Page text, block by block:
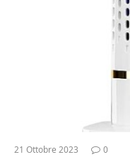
21 Ottobre 2023 0